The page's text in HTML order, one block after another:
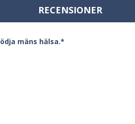
RECENSIONER
mäns hälsa.*